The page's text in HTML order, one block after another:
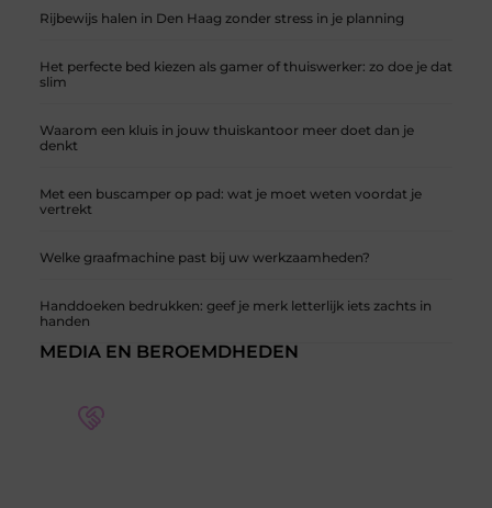
Rijbewijs halen in Den Haag zonder stress in je planning
Het perfecte bed kiezen als gamer of thuiswerker: zo doe je dat
slim
Waarom een kluis in jouw thuiskantoor meer doet dan je
denkt
Met een buscamper op pad: wat je moet weten voordat je
vertrekt
Welke graafmachine past bij uw werkzaamheden?
Handdoeken bedrukken: geef je merk letterlijk iets zachts in
handen
MEDIA EN BEROEMDHEDEN